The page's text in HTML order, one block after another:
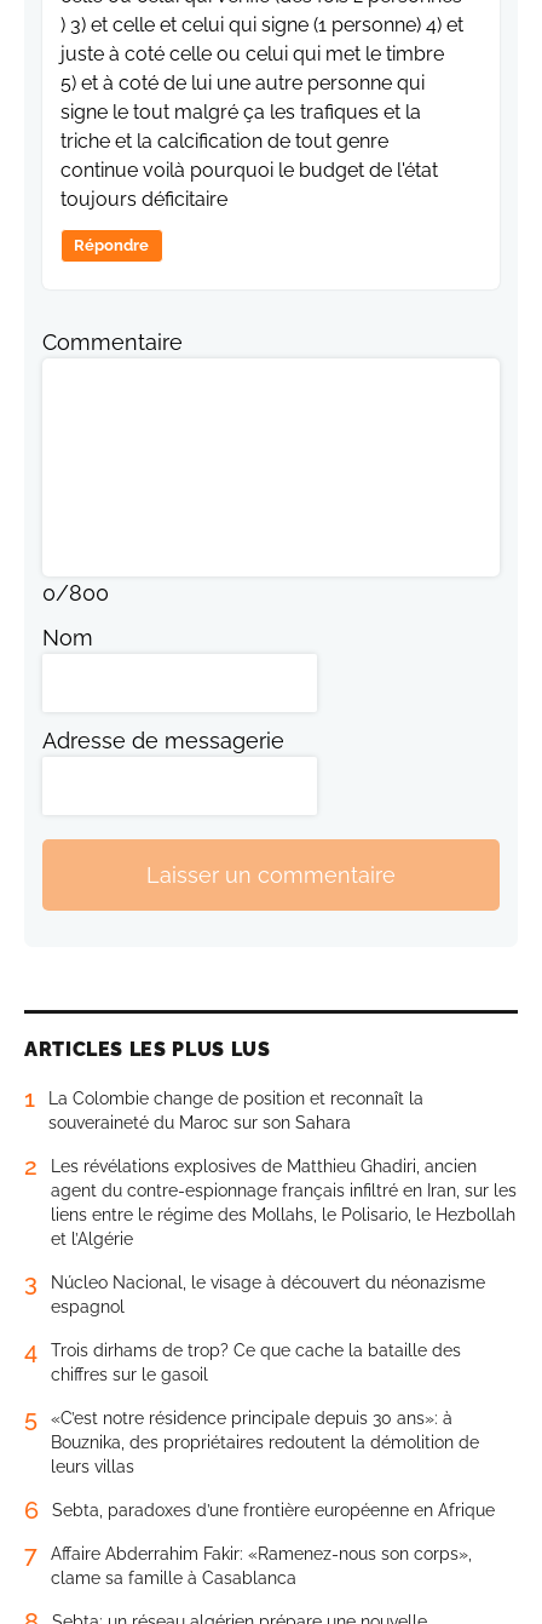
) 3) et celle et celui qui signe (1 personne) 4) et
juste à coté celle ou celui qui met le timbre
5) et à coté de lui une autre personne qui
signe le tout malgré ça les trafiques et la
triche et la calcification de tout genre
continue voilà pourquoi le budget de l'état
toujours déficitaire
Répondre
Commentaire
0/800
Nom
Adresse de messagerie
Laisser un commentaire
ARTICLES LES PLUS LUS
1
La Colombie change de position et reconnaît la
souveraineté du Maroc sur son Sahara
2
Les révélations explosives de Matthieu Ghadiri, ancien
agent du contre-espionnage français infiltré en Iran, sur les
liens entre le régime des Mollahs, le Polisario, le Hezbollah
et l’Algérie
3
Núcleo Nacional, le visage à découvert du néonazisme
espagnol
4
Trois dirhams de trop? Ce que cache la bataille des
chiffres sur le gasoil
5
«C’est notre résidence principale depuis 30 ans»: à
Bouznika, des propriétaires redoutent la démolition de
leurs villas
6 Sebta, paradoxes d’une frontière européenne en Afrique
7
Affaire Abderrahim Fakir: «Ramenez-nous son corps»,
clame sa famille à Casablanca